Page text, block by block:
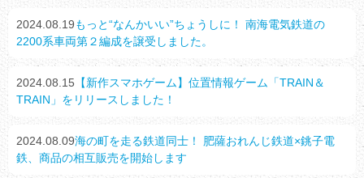
2024.08.19もっと“なんかいい”ちょうしに！ 南海電気鉄道の
2200系車両第２編成を譲受しました。
2024.08.15 【新作スマホゲーム】位置情報ゲーム「TRAIN＆
TRAIN」をリリースしました！
2024.08.09海の町を走る鉄道同士！ 肥薩おれんじ鉄道×銚子電
鉄、商品の相互販売を開始します